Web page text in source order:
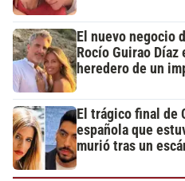
El nuevo negocio
Rocío Guirao
heredero de un
El trágico final de
española que
murió tras un